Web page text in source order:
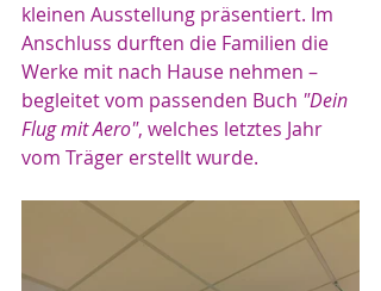
kleinen Ausstellung präsentiert. Im
Anschluss durften die Familien die
Werke mit nach Hause nehmen –
begleitet vom passenden Buch "Dein
Flug mit Aero", welches letztes Jahr
vom Träger erstellt wurde.